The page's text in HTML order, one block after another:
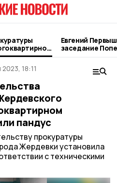
Евгений
заседание
реготделения
18:11
пандус
прокуратуры
Жердевки установила
с техническими